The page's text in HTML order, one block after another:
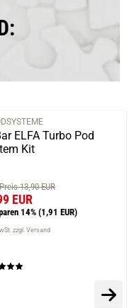
eines Kommentars
ELFA Turbo Pod
Kit
13,90 EUR
EUR
14% (1,91 EUR)
zzgl. Versand